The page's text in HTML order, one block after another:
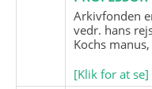
Arkivfonden
vedr. hans
Kochs
[Klik for at se]